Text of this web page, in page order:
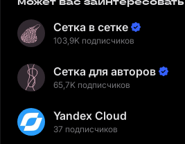
Сетка в сетке
103,9K подписчиков
Сетка для авторов
65,7K подписчиков
Yandex Cloud
37 подписчиков